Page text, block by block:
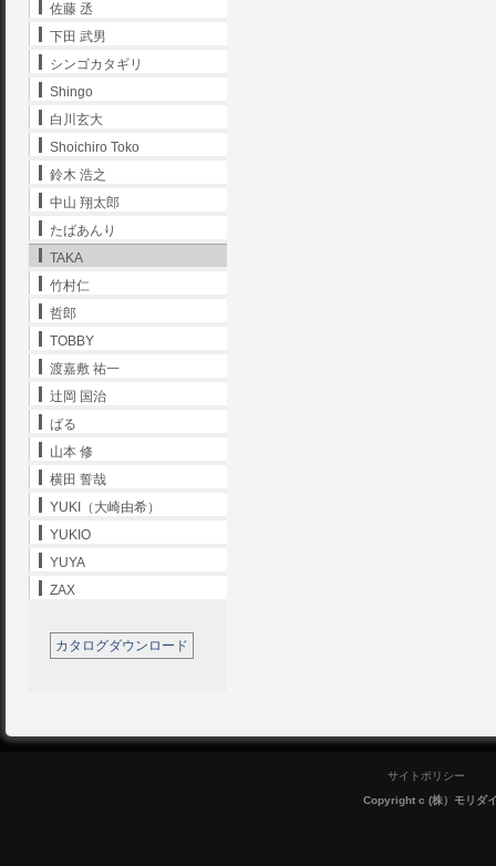
佐藤 丞
下田 武男
シンゴカタギリ
Shingo
白川玄大
Shoichiro Toko
鈴木 浩之
中山 翔太郎
たばあんり
TAKA
竹村仁
哲郎
TOBBY
渡嘉敷 祐一
辻岡 国治
ばる
山本 修
横田 誓哉
YUKI（大崎由希）
YUKIO
YUYA
ZAX
カタログダウンロード
サイトポリシー
Copyright c (株）モリダ